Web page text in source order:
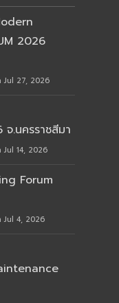
2026
Jul 27, 2026
.นครราชสีมา
Jul 14, 2026
Forum
Jul 4, 2026